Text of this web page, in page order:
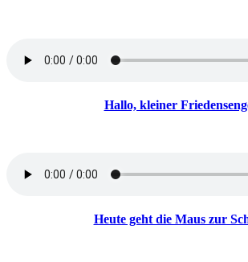
Hallo, kleiner
Heute geht die Maus zur